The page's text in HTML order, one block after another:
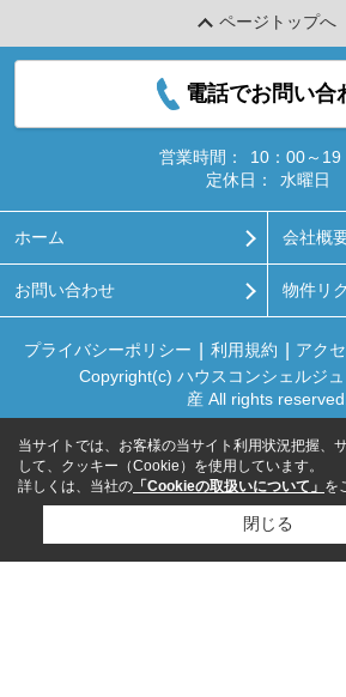
ページトップへ
電話でお問い合
営業時間：
10：00～19
定休日：
水曜日
ホーム 会社概
お問い合わせ 物件リ
プライバシーポリシー 利用規約 アク
Copyright(c) ハウスコンシェルジ
産 All rights reserved.
当サイトでは、お客様の当サイト利用状況把握、
して、クッキー（Cookie）を使用しています。
詳しくは、当社の 「Cookieの取扱いについて」 を
閉じる